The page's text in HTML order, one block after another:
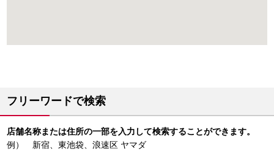
フリーワードで検索
店舗名称または住所の一部を入力して検索することができます。
例） 新宿、東池袋、浪速区 ヤマダ